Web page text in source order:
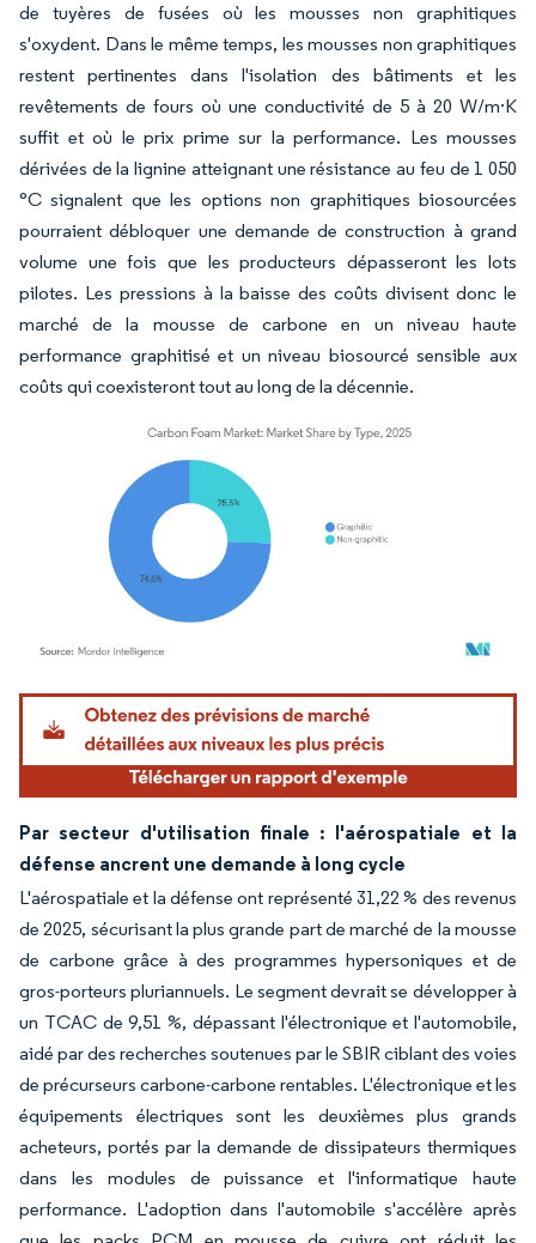
de tuyères de fusées où les mousses non graphitiques
s'oxydent. Dans le même temps, les mousses non graphitiques
restent pertinentes dans l'isolation des bâtiments et les
revêtements de fours où une conductivité de 5 à 20 W/m·K
suffit et où le prix prime sur la performance. Les mousses
dérivées de la lignine atteignant une résistance au feu de 1 050
°C signalent que les options non graphitiques biosourcées
pourraient débloquer une demande de construction à grand
volume une fois que les producteurs dépasseront les lots
pilotes. Les pressions à la baisse des coûts divisent donc le
marché de la mousse de carbone en un niveau haute
performance graphitisé et un niveau biosourcé sensible aux
coûts qui coexisteront tout au long de la décennie.
Image © Mordor Intelligence. La réutilisation nécessite une attribution sous CC BY
Par secteur d'utilisation finale : l'aérospatiale et la
défense ancrent une demande à long cycle
L'aérospatiale et la défense ont représenté 31,22 % des revenus
de 2025, sécurisant la plus grande part de marché de la mousse
de carbone grâce à des programmes hypersoniques et de
gros-porteurs pluriannuels. Le segment devrait se développer à
un TCAC de 9,51 %, dépassant l'électronique et l'automobile,
aidé par des recherches soutenues par le SBIR ciblant des voies
de précurseurs carbone-carbone rentables. L'électronique et les
équipements électriques sont les deuxièmes plus grands
acheteurs, portés par la demande de dissipateurs thermiques
dans les modules de puissance et l'informatique haute
performance. L'adoption dans l'automobile s'accélère après